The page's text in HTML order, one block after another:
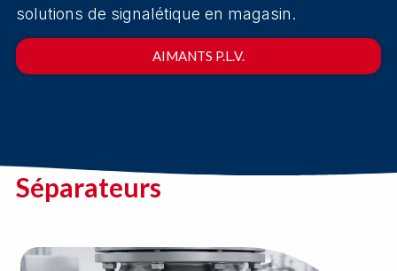
solutions de signalétique en magasin.
AIMANTS P.L.V.
Séparateurs